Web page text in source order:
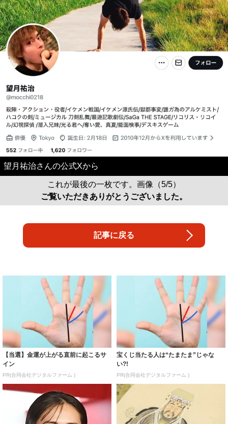
望月祐治さんの公式Xから
これが最後の一枚です。画像（5/5）
ご覧いただきありがとうございました。
記事に戻る
【当選】金運が上がる直前に起こるサ
イン
PR(合同会社デジタルファーム )
宝くじ当たる人は“たまたま”じゃな
い?!
PR(合同会社デジタルファーム )